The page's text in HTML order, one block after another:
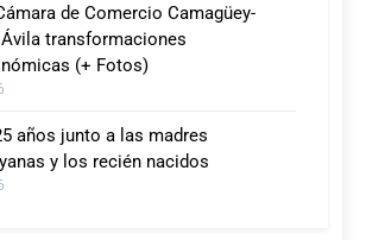
de Comercio Camagüey-
transformaciones
(+ Fotos)
años junto a las madres
y los recién nacidos